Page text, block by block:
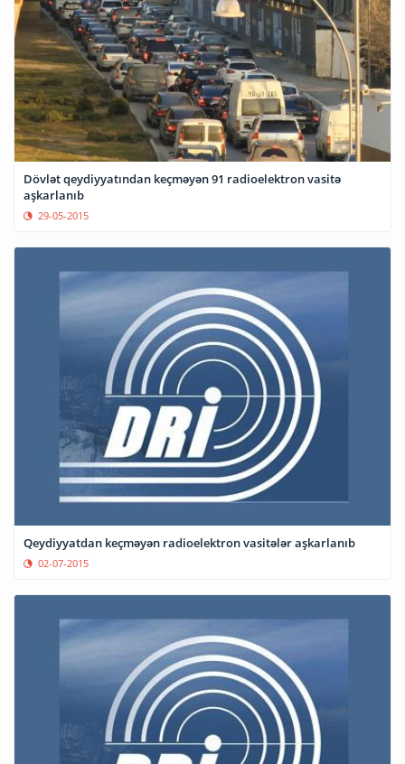
Dövlət qeydiyyatından keçməyən 91 radioelektron vasitə
aşkarlanıb
29-05-2015
Qeydiyyatdan keçməyən radioelektron vasitələr aşkarlanıb
02-07-2015